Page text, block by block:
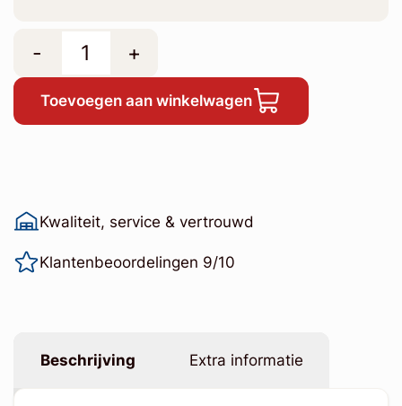
- +
Toevoegen aan winkelwagen
Kwaliteit, service & vertrouwd
Klantenbeoordelingen 9/10
Beschrijving Extra informatie